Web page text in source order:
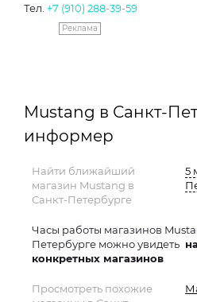
Тел. +7 (910) 288-39-59
Реклама
Mustang в Санкт-
информер
Найти ближайший
магазин Mustang в
Санкт-Петербурге
5
Часы работы магазинов
Петербурге можно увидеть
конкретных магазинов
Просмотреть похожие